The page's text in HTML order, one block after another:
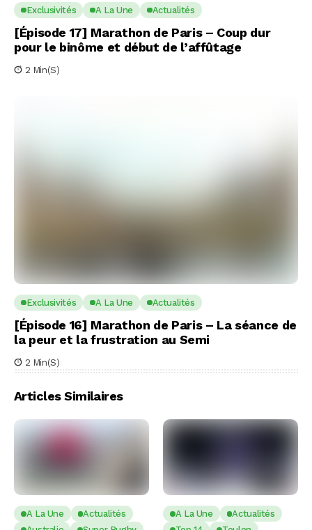
Exclusivités A La Une Actualités
[Épisode 17] Marathon de Paris – Coup dur
pour le binôme et début de l’affûtage
2 Min(s)
Exclusivités A La Une Actualités
[Épisode 16] Marathon de Paris – La séance de
la peur et la frustration au Semi
2 Min(s)
Articles Similaires
A La Une
Actualités
A La Une
Actualités